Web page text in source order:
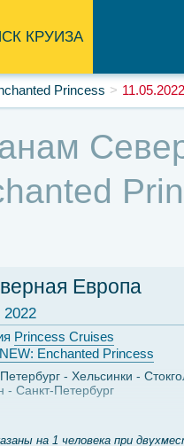
КРУИЗА
Princess 11.05.2022
Европа
Princess Cruises
NEW: Enchanted Princess
Хельсинки
Санкт-Петербург
на 1 человека при